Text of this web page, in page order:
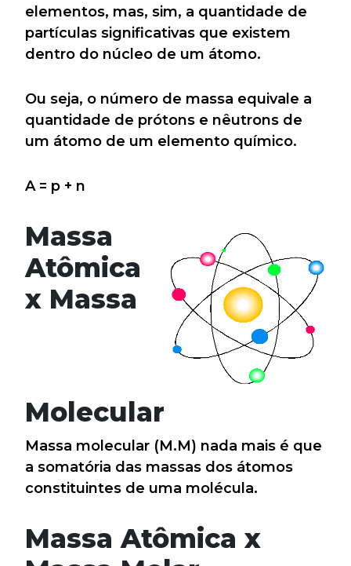
elementos, mas, sim, a quantidade de
partículas significativas que existem
dentro do núcleo de um átomo.
Ou seja, o número de massa equivale a
quantidade de prótons e nêutrons de
um átomo de um elemento químico.
A = p + n
Massa
Atômica
x Massa
Molecular
Massa molecular (M.M) nada mais é que
a somatória das massas dos átomos
constituintes de uma molécula.
Massa Atômica x